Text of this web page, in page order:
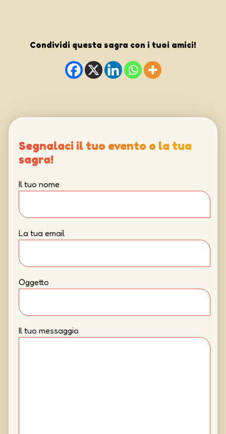
Condividi questa sagra con i tuoi amici!
Segnalaci il tuo evento o la tua
sagra!
Il tuo nome
La tua email
Oggetto
Il tuo messaggio